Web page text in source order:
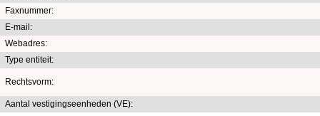
Faxnummer:
E-mail:
Webadres:
Type entiteit:
Rechtsvorm:
Aantal vestigingseenheden (VE):